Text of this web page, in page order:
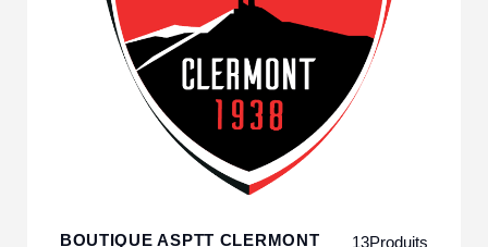
BOUTIQUE ASPTT CLERMONT 13Produits